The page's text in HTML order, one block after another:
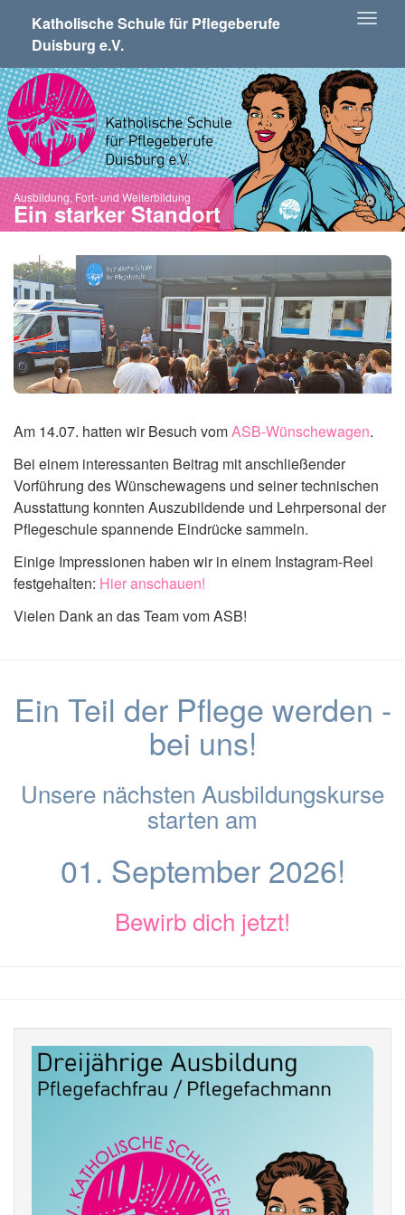
content
Katholische Schule für Pflegeberufe
Duisburg e.V.
Ausbildung, Fort- und Weiterbildung
Ein starker Standort
Am 14.07. hatten wir Besuch vomASB-Wünschewagen.
Bei einem interessanten Beitrag mit anschließender
Vorführung des Wünschewagens und seiner technischen
Ausstattung konnten Auszubildende und Lehrpersonal der
Pflegeschule spannende Eindrücke sammeln.
Einige Impressionen haben wir in einem Instagram-Reel
festgehalten: Hier anschauen!
Vielen Dank an das Team vom ASB!
Ein Teil der Pflege werden -
bei uns!
Unsere nächsten Ausbildungskurse
starten am
01. September 2026!
Bewirb dich jetzt!